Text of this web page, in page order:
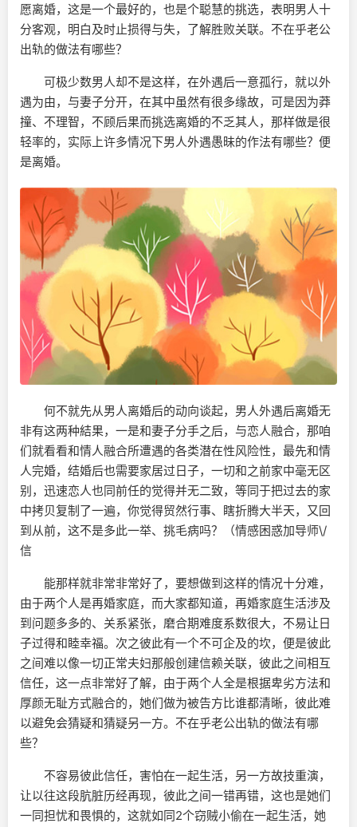
愿离婚，这是一个最好的，也是个聪慧的挑选，表明男人十
分客观，明白及时止损得与失，了解胜败关联。不在乎老公
出轨的做法有哪些？
可极少数男人却不是这样，在外遇后一意孤行，就以外
遇为由，与妻子分开，在其中虽然有很多缘故，可是因为莽
撞、不理智，不顾后果而挑选离婚的不乏其人，那样做是很
轻率的，实际上许多情况下男人外遇愚昧的作法有哪些？便
是离婚。
何不就先从男人离婚后的动向谈起，男人外遇后离婚无
非有这两种結果，一是和妻子分手之后，与恋人融合，那咱
们就看看和情人融合所遭遇的各类潜在性风险性，最先和情
人完婚，结婚后也需要家居过日子，一切和之前家中毫无区
别，迅速恋人也同前任的觉得并无二致，等同于把过去的家
中拷贝复制了一遍，你觉得贸然行事、瞎折腾大半天，又回
到从前，这不是多此一举、挑毛病吗？（情感困惑加导师\/
信
能那样就非常非常好了，要想做到这样的情况十分难，
由于两个人是再婚家庭，而大家都知道，再婚家庭生活涉及
到问题多多的、关系紧张，磨合期难度系数很大，不易让日
子过得和睦幸福。次之彼此有一个不可企及的坎，便是彼此
之间难以像一切正常夫妇那般创建信赖关联，彼此之间相互
信任，这一点非常好了解，由于两个人全是根据卑劣方法和
厚颜无耻方式融合的，她们做为被告方比谁都清晰，彼此难
以避免会猜疑和猜疑另一方。不在乎老公出轨的做法有哪
些？
不容易彼此信任，害怕在一起生活，另一方故技重演，
让以往这段肮脏历经再现，彼此之间一错再错，这也是她们
一同担忧和畏惧的，这就如同2个窃贼小偷在一起生活，她